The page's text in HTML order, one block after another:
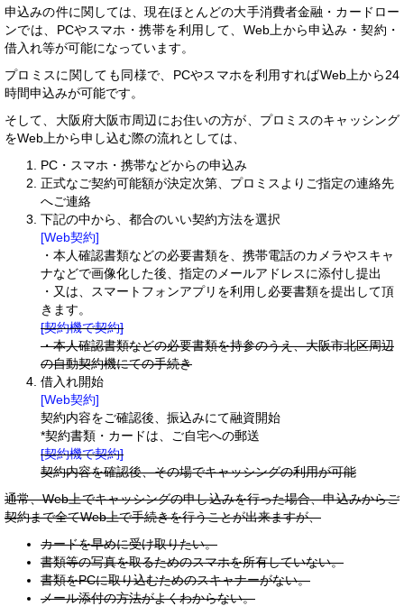
申込みの件に関しては、現在ほとんどの大手消費者金融・カードロー
ンでは、PCやスマホ・携帯を利用して、Web上から申込み・契約・
借入れ等が可能になっています。
プロミスに関しても同様で、PCやスマホを利用すればWeb上から24
時間申込みが可能です。
そして、大阪府大阪市周辺にお住いの方が、プロミスのキャッシング
をWeb上から申し込む際の流れとしては、
PC・スマホ・携帯などからの申込み
正式なご契約可能額が決定次第、プロミスよりご指定の連絡先
へご連絡
下記の中から、都合のいい契約方法を選択
[Web契約]
・本人確認書類などの必要書類を、携帯電話のカメラやスキャ
ナなどで画像化した後、指定のメールアドレスに添付し提出
・又は、スマートフォンアプリを利用し必要書類を提出して頂
きます。
[契約機で契約]
・本人確認書類などの必要書類を持参のうえ、大阪市北区周辺
の自動契約機にての手続き
借入れ開始
[Web契約]
契約内容をご確認後、振込みにて融資開始
*契約書類・カードは、ご自宅への郵送
[契約機で契約]
契約内容を確認後、その場でキャッシングの利用が可能
通常、Web上でキャッシングの申し込みを行った場合、申込みからご
契約まで全てWeb上で手続きを行うことが出来ますが、
カードを早めに受け取りたい。
書類等の写真を取るためのスマホを所有していない。
書類をPCに取り込むためのスキャナーがない。
メール添付の方法がよくわからない。